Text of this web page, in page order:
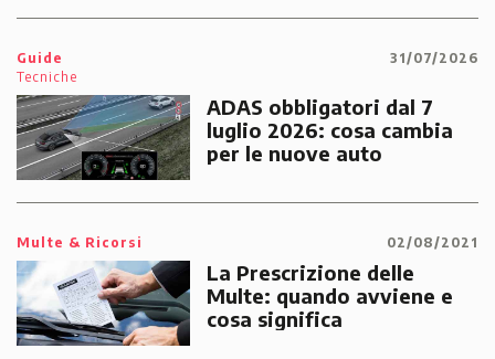
emergenze dei cittadini
Guide
Tecniche
31/07/2026
ADAS obbligatori dal 7
luglio 2026: cosa cambia
per le nuove auto
Multe & Ricorsi 02/08/2021
La Prescrizione delle
Multe: quando avviene e
cosa significa